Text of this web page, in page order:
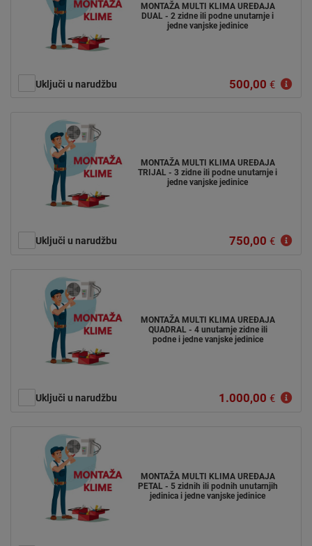
MONTAŽA MULTI KLIMA UREĐAJA
DUAL - 2 zidne ili podne unutarnje i
jedne vanjske jedinice
Uključi u narudžbu 500,00 €
MONTAŽA MULTI KLIMA UREĐAJA
TRIJAL - 3 zidne ili podne unutarnje i
jedne vanjske jedinice
Uključi u narudžbu 750,00 €
MONTAŽA MULTI KLIMA UREĐAJA
QUADRAL - 4 unutarnje zidne ili
podne i jedne vanjske jedinice
Uključi u narudžbu 1.000,00 €
MONTAŽA MULTI KLIMA UREĐAJA
PETAL - 5 zidnih ili podnih unutarnjih
jedinica i jedne vanjske jedinice